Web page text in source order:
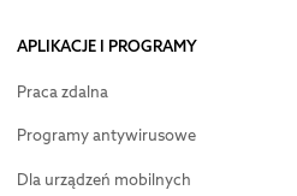
APLIKACJE I PROGRAMY
Praca zdalna
Programy antywirusowe
Dla urządzeń mobilnych